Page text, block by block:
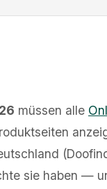
müssen alle
sie haben —